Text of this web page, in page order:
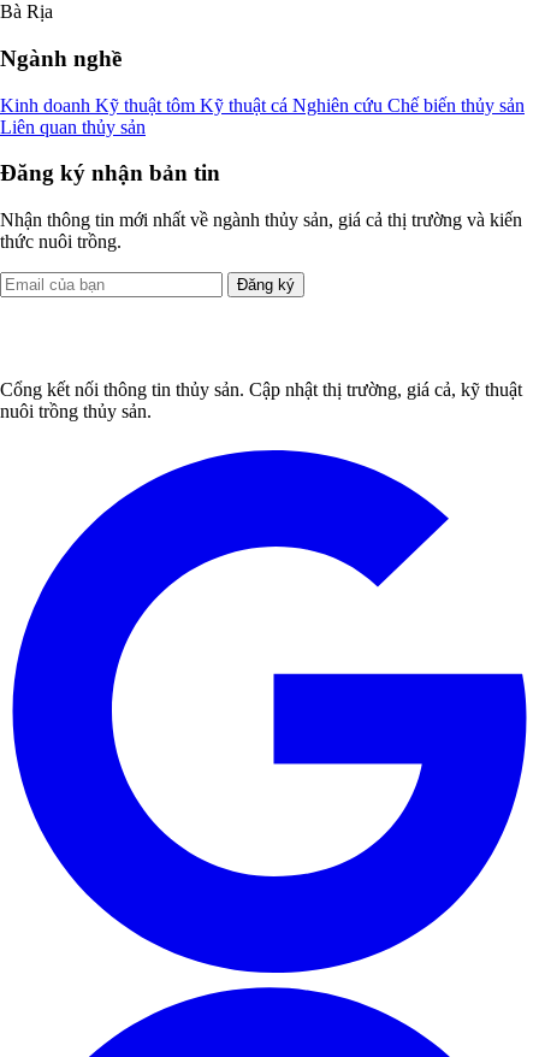
Bà Rịa
Ngành nghề
Kinh doanh Kỹ thuật tôm Kỹ thuật cá Nghiên cứu Chế biến thủy sản
Liên quan thủy sản
Đăng ký nhận bản tin
Nhận thông tin mới nhất về ngành thủy sản, giá cả thị trường và kiến
thức nuôi trồng.
Đăng ký
Cổng kết nối thông tin thủy sản. Cập nhật thị trường, giá cả, kỹ thuật
nuôi trồng thủy sản.